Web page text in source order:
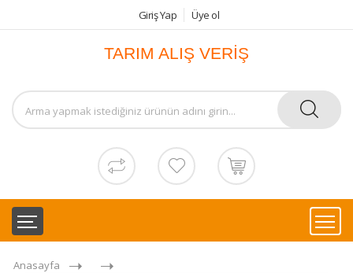
Giriş Yap Üye ol
TARIM ALIŞ VERİŞ
Anasayfa